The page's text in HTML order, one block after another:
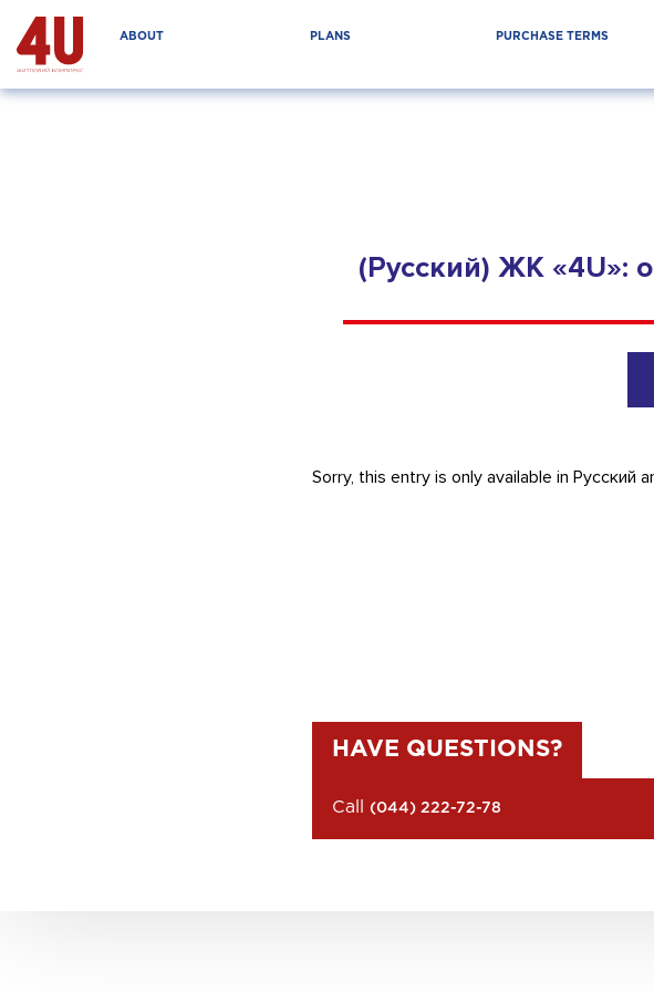
ABOUT PLANS PURCHASE TERMS
(Русский) ЖК «4U»:
Sorry, this entry is only available in Русский
HAVE QUESTIONS?
Call (044) 222-72-78